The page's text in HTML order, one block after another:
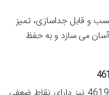
و قابل جداسازی، تمیز
آسان می سازد و به حفظ